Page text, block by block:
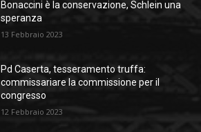
Bonaccini è la conservazione, Schlein una
speranza
13 Febbraio 2023
Pd Caserta, tesseramento truffa:
commissariare la commissione per il
congresso
12 Febbraio 2023